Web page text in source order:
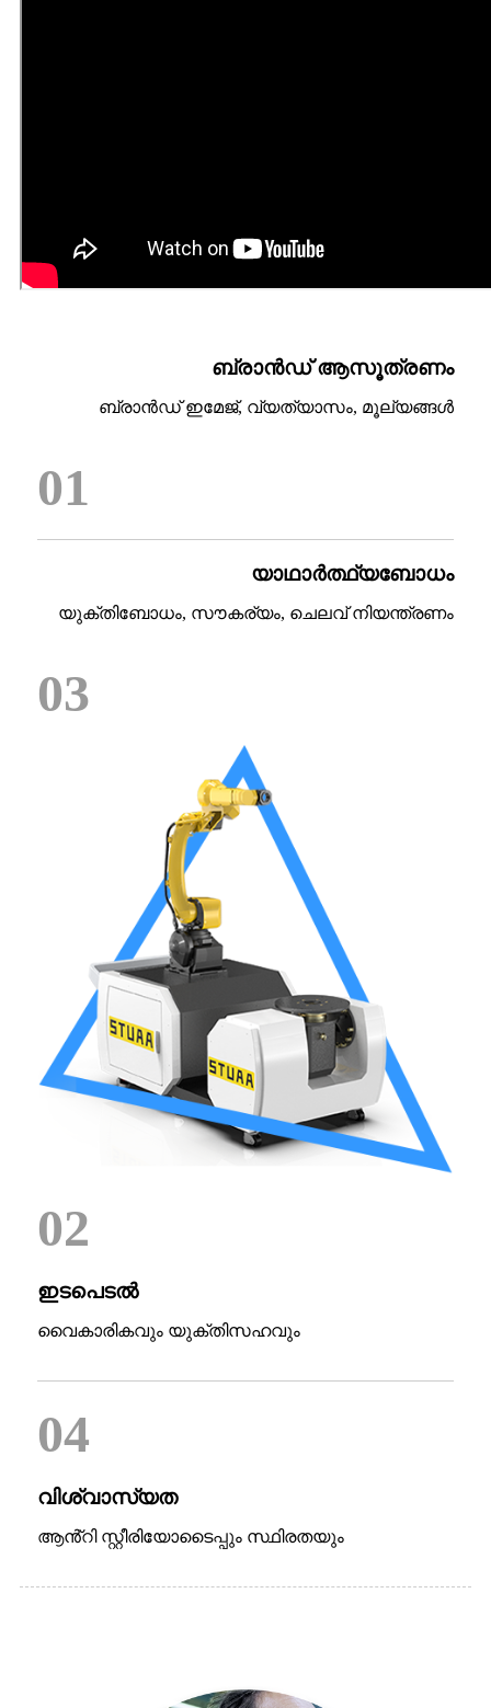
ബ്രാൻഡ് ആസൂത്രണം
ബ്രാൻഡ് ഇമേജ്, വ്യത്യാസം, മൂല്യങ്ങൾ
01
യാഥാർത്ഥ്യബോധം
യുക്തിബോധം, സൗകര്യം, ചെലവ് നിയന്ത്രണം
03
02
ഇടപെടൽ
വൈകാരികവും യുക്തിസഹവും
04
വിശ്വാസ്യത
ആൻ്റി സ്റ്റീരിയോടൈപ്പും സ്ഥിരതയും